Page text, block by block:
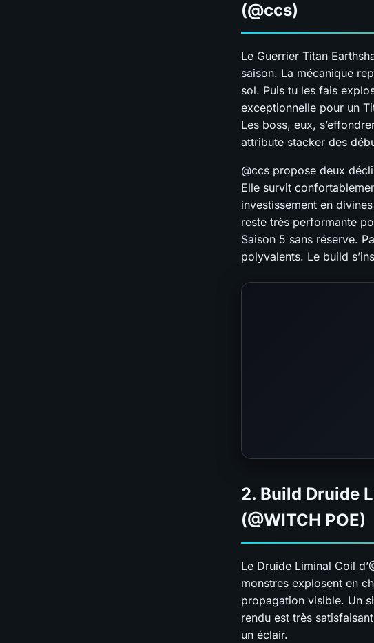
(@ccs)
Le Guerrier Titan
saison. La mécanique
sol. Puis tu les fais
exceptionnelle pour un
Les boss, eux,
attribute stacker des
@ccs propose deux
Elle survit
investissement en
reste très performante
Saison 5 sans réserve.
polyvalents. Le build
2. Build Druide
(@WITCH POE)
Le Druide Liminal Coil
monstres explosent en
propagation visible. Un
rendu est très
un éclair.